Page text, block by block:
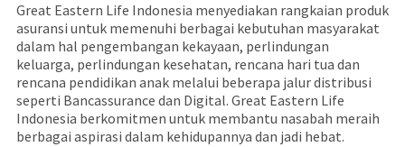
Great Eastern Life Indonesia menyediakan rangkaian produk
asuransi untuk memenuhi berbagai kebutuhan masyarakat
dalam hal pengembangan kekayaan, perlindungan
keluarga, perlindungan kesehatan, rencana hari tua dan
rencana pendidikan anak melalui beberapa jalur distribusi
seperti Bancassurance dan Digital. Great Eastern Life
Indonesia berkomitmen untuk membantu nasabah meraih
berbagai aspirasi dalam kehidupannya dan jadi hebat.